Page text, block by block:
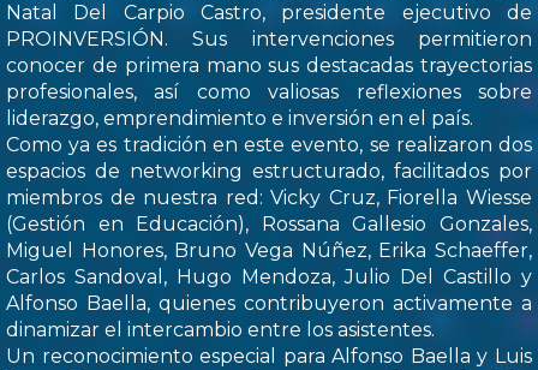
Natal Del Carpio Castro, presidente ejecutivo de
PROINVERSIÓN. Sus intervenciones permitieron
conocer de primera mano sus destacadas trayectorias
profesionales, así como valiosas reflexiones sobre
liderazgo, emprendimiento e inversión en el país.
Como ya es tradición en este evento, se realizaron dos
espacios de networking estructurado, facilitados por
miembros de nuestra red: Vicky Cruz, Fiorella Wiesse
(Gestión en Educación), Rossana Gallesio Gonzales,
Miguel Honores, Bruno Vega Núñez, Erika Schaeffer,
Carlos Sandoval, Hugo Mendoza, Julio Del Castillo y
Alfonso Baella, quienes contribuyeron activamente a
dinamizar el intercambio entre los asistentes.
Un reconocimiento especial para Alfonso Baella y Luis